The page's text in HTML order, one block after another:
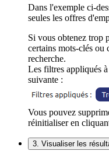
Dans l'exemple ci-
seules les offres
Si vous obtenez trop
certains mots-clés ou
recherche.
Les filtres appliqués
suivante :
Vous pouvez
réinitialiser en
3. Visualiser les